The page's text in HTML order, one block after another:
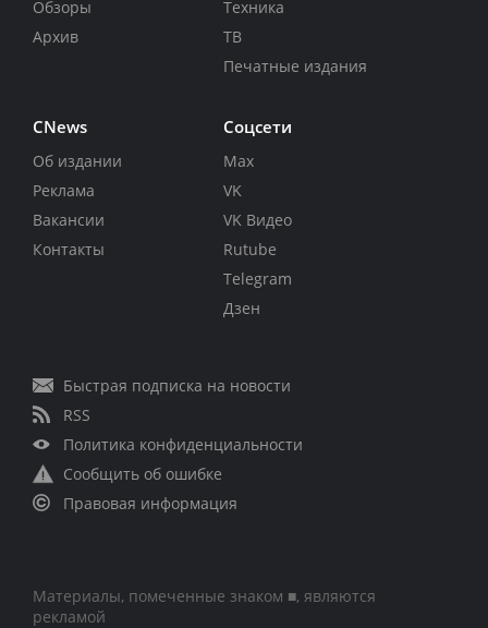
Обзоры
Архив
Техника
ТВ
Печатные издания
CNews
Об издании
Реклама
Вакансии
Контакты
Соцсети
Max
VK
VK Видео
Rutube
Telegram
Дзен
Быстрая подписка на новости
RSS
Политика конфиденциальности
Сообщить об ошибке
Правовая информация
Материалы, помеченные знаком ■, являются
рекламой